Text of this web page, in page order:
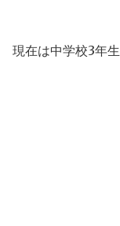
現在は中学校3年生